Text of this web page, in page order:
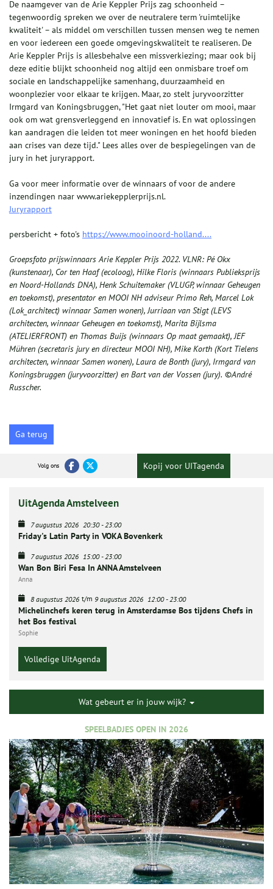
De naamgever van de Arie Keppler Prijs zag schoonheid –
tegenwoordig spreken we over de neutralere term 'ruimtelijke
kwaliteit' – als middel om verschillen tussen mensen weg te nemen
en voor iedereen een goede omgevingskwaliteit te realiseren. De
Arie Keppler Prijs is allesbehalve een missverkiezing; maar ook bij
deze editie blijkt schoonheid nog altijd een onmisbare troef om
sociale en landschappelijke samenhang, duurzaamheid en
woonplezier voor elkaar te krijgen. Maar, zo stelt juryvoorzitter
Irmgard van Koningsbruggen, "Het gaat niet louter om mooi, maar
ook om wat grensverleggend en innovatief is. En wat oplossingen
kan aandragen die leiden tot meer woningen en het hoofd bieden
aan crises van deze tijd." Lees alles over de bespiegelingen van de
jury in het juryrapport.
Ga voor meer informatie over de winnaars of voor de andere
inzendingen naar www.ariekepplerprijs.nl.
Juryrapport
persbericht + foto's https://www.mooinoord-holland....
Groepsfoto prijswinnaars Arie Keppler Prijs 2022. VLNR: Pé Okx
(kunstenaar), Cor ten Haaf (ecoloog), Hilke Floris (winnaars Publieksprijs
en Noord-Hollands DNA), Henk Schuitemaker (VLUGP, winnaar Geheugen
en toekomst), presentator en MOOI NH adviseur Primo Reh, Marcel Lok
(Lok_architect) winnaar Samen wonen), Jurriaan van Stigt (LEVS
architecten, winnaar Geheugen en toekomst), Marita Bijlsma
(ATELIERFRONT) en Thomas Buijs (winnaars Op maat gemaakt), JEF
Mühren (secretaris jury en directeur MOOI NH), Mike Korth (Kort Tielens
architecten, winnaar Samen wonen), Laura de Bonth (jury), Irmgard van
Koningsbruggen (juryvoorzitter) en Bart van der Vossen (jury). ©André
Russcher.
Ga terug
Volg ons Kopij voor UITagenda
UitAgenda Amstelveen
7 augustus 2026 20:30-23:00
Friday's Latin Party in VOKA Bovenkerk
7 augustus 2026 15:00-23:00
Wan Bon Biri Fesa In ANNA Amstelveen
Anna
8 augustus 2026 t/m 9 augustus 2026 12:00-23:00
Michelinchefs keren terug in Amsterdamse Bos tijdens Chefs in
het Bos festival
Sophie
Volledige UitAgenda
Wat gebeurt er in jouw wijk?
SPEELBADJES OPEN IN 2026